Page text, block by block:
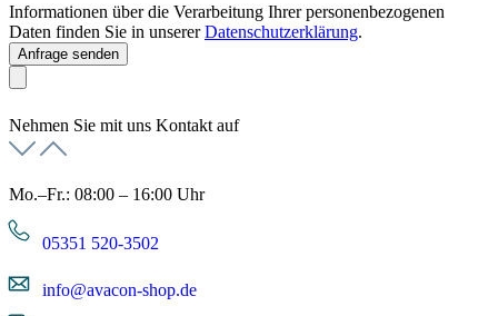
Informationen über die Verarbeitung Ihrer personenbezogenen
Daten finden Sie in unsererDatenschutzerklärung.
Anfrage senden
Nehmen Sie mit uns Kontakt auf
Mo.–Fr.: 08:00 – 16:00 Uhr
05351 520-3502
info@avacon-shop.de